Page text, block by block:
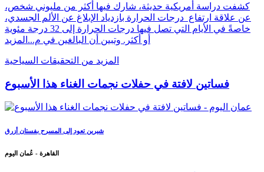
كشفت دراسة أمريكية حديثة، شارك فيها أكثر من مليوني شخص،
عن علاقة ارتفاع درجات الحرارة بازدياد الإبلاغ عن الألم الجسدي،
خاصةً في الأيام التي تصل فيها درجات الحرارة إلى 32 درجة مئوية
أو أكثر. وتبين أن البالغين في م... المزيد
المزيد من التحقيقات السياحية
فساتين لافتة في حفلات نجمات الغناء هذا الأسبوع
شيرين تعود إلى المسرح بفستان أزرق
القاهرة - عُمان اليوم